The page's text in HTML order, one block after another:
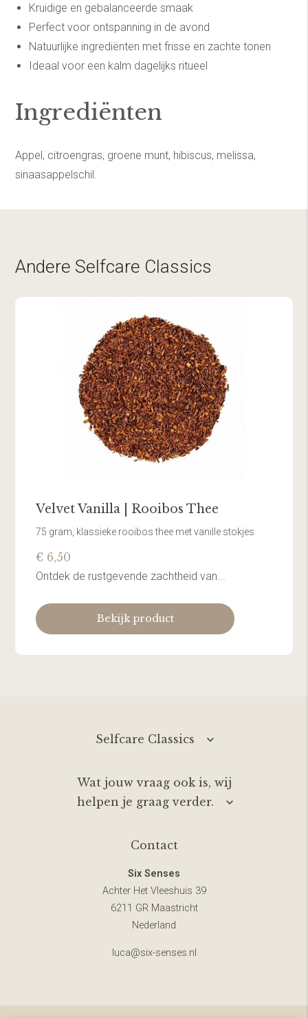
Kruidige en gebalanceerde smaak
Perfect voor ontspanning in de avond
Natuurlijke ingrediënten met frisse en zachte tonen
Ideaal voor een kalm dagelijks ritueel
Ingrediënten
Appel, citroengras, groene munt, hibiscus, melissa,
sinaasappelschil.
Andere Selfcare Classics
Velvet Vanilla | Rooibos Thee
75 gram, klassieke rooibos thee met vanille stokjes
€ 6,50
Ontdek de rustgevende zachtheid van...
Bekijk product
Selfcare Classics
Wat jouw vraag ook is, wij
helpen je graag verder.
Contact
Six Senses
Achter Het Vleeshuis 39
6211 GR Maastricht
Nederland
luca@six-senses.nl